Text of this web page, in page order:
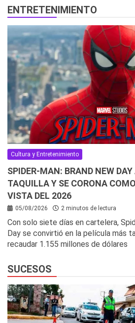
ENTRETENIMIENTO
Cultura y Entretenimiento
SPIDER-MAN: BRAND NEW DAY
TAQUILLA Y SE CORONA
VISTA DEL 2026
05/08/2026 2 minutos de lectura
Con solo siete días en cartelera,
Day se convirtió en la película más
recaudar 1.155 millones de dólares
SUCESOS